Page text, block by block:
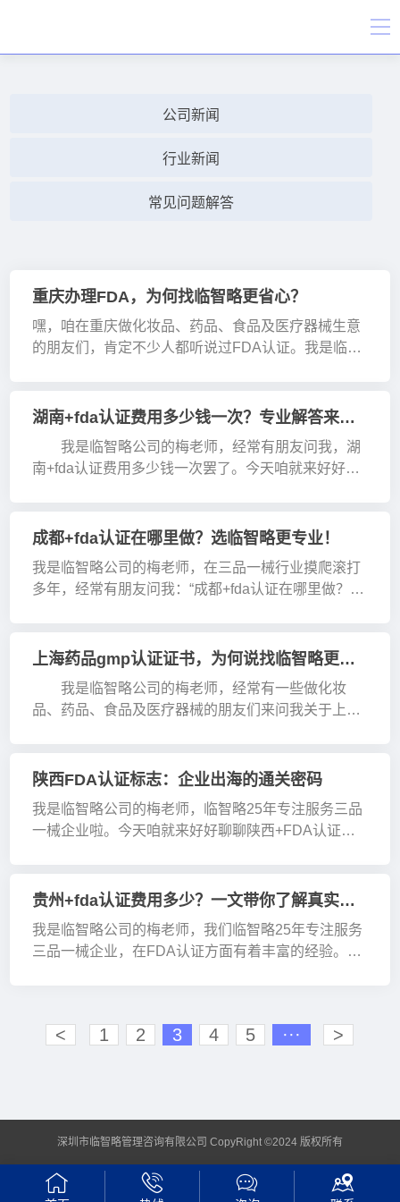
公司新闻
行业新闻
常见问题解答
重庆办理FDA，为何找临智略更省心？
嘿，咱在重庆做化妆品、药品、食品及医疗器械生意
的朋友们，肯定不少人都听说过FDA认证。我是临智
品监督管···
湖南+fda认证费用多少钱一次？专业解答来了！
我是临智略公司的梅老师，经常有朋友问我，湖
南+fda认证费用多少钱一次罢了。今天咱就来好好唠
成都+fda认证在哪里做？选临智略更专业！
我是临智略公司的梅老师，在三品一械行业摸爬滚打
多年，经常有朋友问我：“成都+fda认证在哪里做？”
了。有···
上海药品gmp认证证书，为何说找临智略更省心？
我是临智略公司的梅老师，经常有一些做化妆
品、药品、食品及医疗器械的朋友们来问我关于上海
陕西FDA认证标志：企业出海的通关密码
我是临智略公司的梅老师，临智略25年专注服务三品
一械企业啦。今天咱就来好好聊聊陕西+FDA认证标
可标志···
贵州+fda认证费用多少？一文带你了解真实行情
我是临智略公司的梅老师，我们临智略25年专注服务
三品一械企业，在FDA认证方面有着丰富的经验。最
< 1 2 3 4 5 ··· >
深圳市临智略管理咨询有限公司 CopyRight ©2024 版权所有